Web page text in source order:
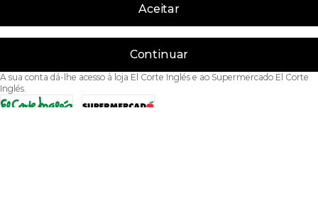
Aceitar
Continuar
A sua conta dá-lhe acesso à loja El Corte Inglés e ao Supermercado El Corte
Inglés.